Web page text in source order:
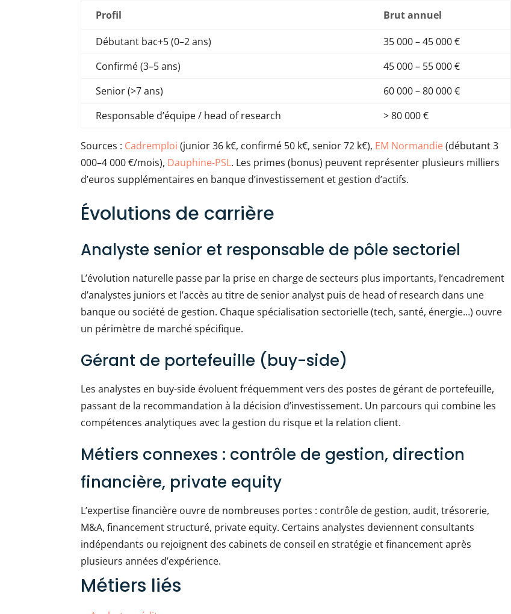
Profil
Brut annuel
Débutant bac+5 (0–2 ans)
35 000 – 45 000 €
Confirmé (3–5 ans)
45 000 – 55 000 €
Senior (>7 ans)
60 000 – 80 000 €
Responsable d’équipe / head of research
> 80 000 €
Sources : Cadremploi (junior 36 k€, confirmé 50 k€, senior 72 k€), EM Normandie(débutant 3
000–4 000 €/mois), Dauphine-PSL. Les primes (bonus) peuvent représenter plusieurs milliers
d’euros supplémentaires en banque d’investissement et gestion d’actifs.
Évolutions de carrière
Analyste senior et responsable de pôle sectoriel
L’évolution naturelle passe par la prise en charge de secteurs plus importants, l’encadrement
d’analystes juniors et l’accès au titre de senior analyst puis de head of research dans une
banque ou société de gestion. Chaque spécialisation sectorielle (tech, santé, énergie…) ouvre
un périmètre de marché spécifique.
Gérant de portefeuille (buy-side)
Les analystes en buy-side évoluent fréquemment vers des postes de gérant de portefeuille,
passant de la recommandation à la décision d’investissement. Un parcours qui combine les
compétences analytiques avec la gestion du risque et la relation client.
Métiers connexes : contrôle de gestion, direction
financière, private equity
L’expertise financière ouvre de nombreuses portes : contrôle de gestion, audit, trésorerie,
M&A, financement structuré, private equity. Certains analystes deviennent consultants
indépendants ou rejoignent des cabinets de conseil en stratégie et financement après
plusieurs années d’expérience.
Métiers liés